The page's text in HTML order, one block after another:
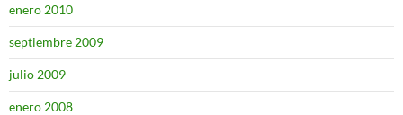
enero 2010
septiembre 2009
julio 2009
enero 2008